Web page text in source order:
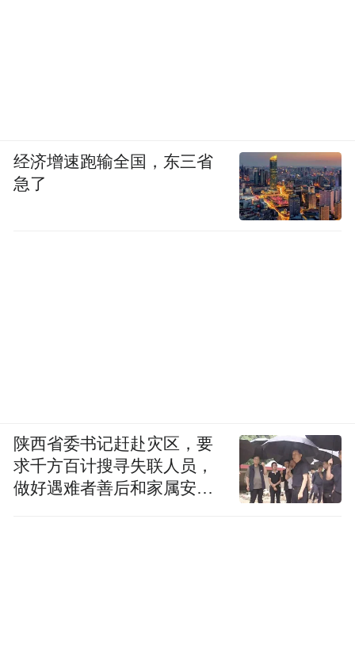
经济增速跑输全国，东三省
急了
陕西省委书记赶赴灾区，要
求千方百计搜寻失联人员，
做好遇难者善后和家属安抚